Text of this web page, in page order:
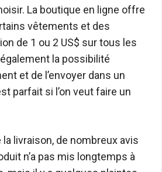
La boutique en ligne offre
vêtements et des
de 1 ou 2 US$ sur tous les
la possibilité
et de l’envoyer dans un
parfait si l’on veut faire un
livraison, de nombreux avis
n’a pas mis longtemps à